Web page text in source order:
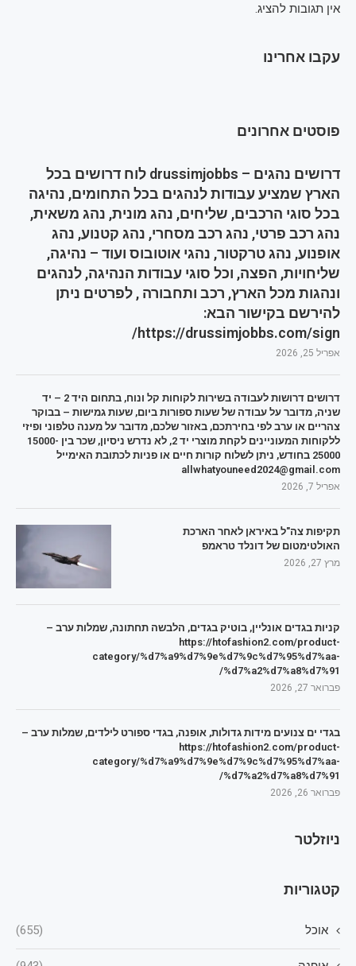
אין תגובות להציג.
עקבו אחרינו
פוסטים אחרונים
דרושים נהגים – drussimjobbs לוח דרושים בכל
הארץ שמציע עבודות לנהגים בכל התחומים, נהיגה
בכל סוגי הרכבים, שליחים, נהג מונית, נהג משאית,
נהג רכב פרטי, נהג רכב מסחרי, נהג קטנוע, נהג
אופנוע, נהג טרקטור, נהגי אוטובוס ועוד – נהיגה,
שליחויות, הפצה, וכל סוגי עבודות הנהיגה, לנהגים
ונהגות מכל הארץ, רכב ותחבורה , לפרטים ניתן
להירשם בקישור הבא:
https://drussimjobbs.com/sign/
אפריל 25, 2026
דרושים דרושות לעבודה בשירות לקוחות קל ונוח, בתחום היד 2 – יד
שניה, מדובר על עבודה של שעות ספורות ביום, שעות גמישות – בבוקר
צהריים או ערב לפי בחירתכם, באזור שלכם, מדובר על מענה טלפוני ופיזי
ללקוחות המעוניינים לקחת מוצרי יד 2, לא נדרש ניסיון, שכר בין 15000-
25000 בחודש, ניתן לשלוח קורות חיים או פניות לכתובת האימייל
allwhatyouneed2024@gmail.com
אפריל 7, 2026
תקיפות צה"ל באיראן לאחר הארכת
האולטימטום של דונלד טראמפ
מרץ 27, 2026
קניות בגדים אונליין, בוטיק בגדים, הלבשה תחתונה, שמלות ערב –
https://htofashion2.com/product-
category/%d7%a9%d7%9e%d7%9c%d7%95%d7%aa-
%d7%a2%d7%a8%d7%91/
פברואר 27, 2026
בגדי ים צנועים מידות גדולות, אופנה, בגדי ספורט לילדים, שמלות ערב –
https://htofashion2.com/product-
category/%d7%a9%d7%9e%d7%9c%d7%95%d7%aa-
%d7%a2%d7%a8%d7%91/
פברואר 26, 2026
ניוזלטר
קטגוריות
אוכל (655)